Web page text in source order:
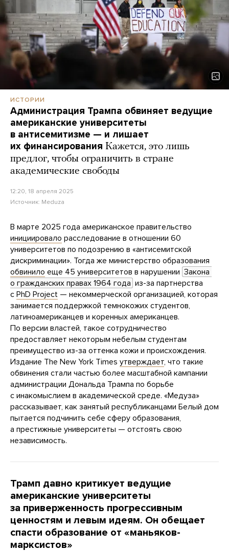
ИСТОРИИ
Администрация Трампа обвиняет ведущие
американские университеты
в антисемитизме — и лишает
их финансирования Кажется, это лишь
предлог, чтобы ограничить в стране
академические свободы
12:20, 18 апреля 2025
Источник: Meduza
В марте 2025 года американское правительство
инициировало расследование в отношении 60
университетов по подозрению в «антисемитской
дискриминации». Тогда же министерство образования
обвинило еще 45 университетов в нарушении Закона
о гражданских правах 1964 года из-за партнерства
с PhD Project — некоммерческой организацией, которая
занимается поддержкой темнокожих студентов,
латиноамериканцев и коренных американцев.
По версии властей, такое сотрудничество
предоставляет некоторым небелым студентам
преимущество из-за оттенка кожи и происхождения.
Издание The New York Times утверждает, что такие
обвинения стали частью более масштабной кампании
администрации Дональда Трампа по борьбе
с инакомыслием в академической среде. «Медуза»
рассказывает, как занятый республиканцами Белый дом
пытается подчинить себе сферу образования,
а престижные университеты — отстоять свою
независимость.
Трамп давно критикует ведущие
американские университеты
за приверженность прогрессивным
ценностям и левым идеям. Он обещает
спасти образование от «маньяков-
марксистов»